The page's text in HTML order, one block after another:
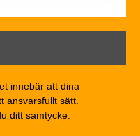
konstruktioner
innebär att dina
ansvarsfullt sätt.
ditt samtycke.